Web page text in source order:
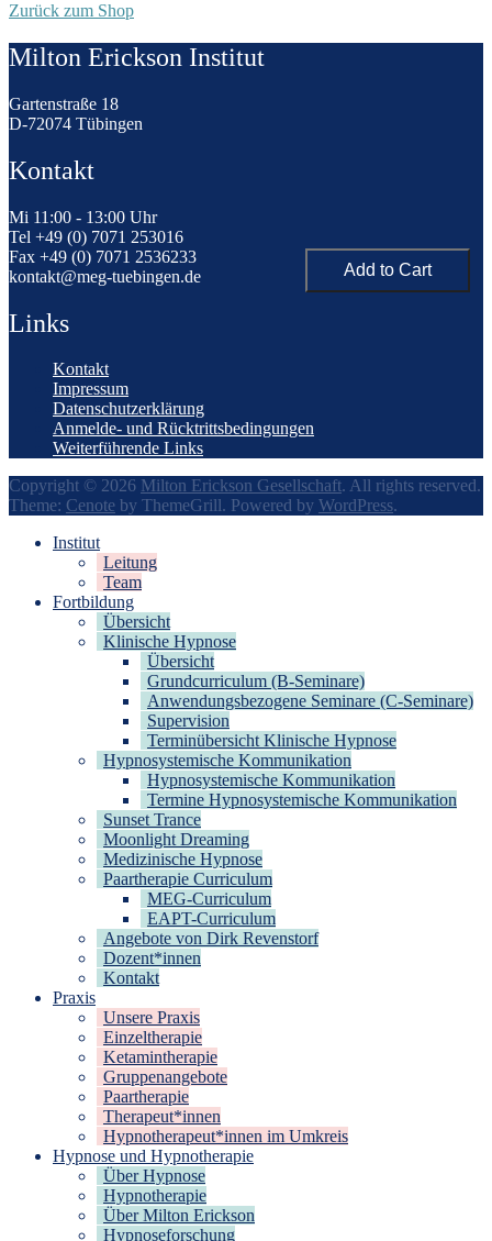
Zurück zum Shop
Milton Erickson Institut
Gartenstraße 18
D-72074 Tübingen
Kontakt
Mi 11:00 - 13:00 Uhr
Tel +49 (0) 7071 253016
Fax +49 (0) 7071 2536233
kontakt@meg-tuebingen.de
Links
Kontakt
Impressum
Datenschutzerklärung
Anmelde- und Rücktrittsbedingungen
Weiterführende Links
Copyright © 2026 Milton Erickson Gesellschaft. All rights reserved.
Theme: Cenote by ThemeGrill. Powered by WordPress.
Institut
Leitung
Team
Fortbildung
Übersicht
Klinische Hypnose
Übersicht
Grundcurriculum (B-Seminare)
Anwendungsbezogene Seminare (C-Seminare)
Supervision
Terminübersicht Klinische Hypnose
Hypnosystemische Kommunikation
Hypnosystemische Kommunikation
Termine Hypnosystemische Kommunikation
Sunset Trance
Moonlight Dreaming
Medizinische Hypnose
Paartherapie Curriculum
MEG-Curriculum
EAPT-Curriculum
Angebote von Dirk Revenstorf
Dozent*innen
Kontakt
Praxis
Unsere Praxis
Einzeltherapie
Ketamintherapie
Gruppenangebote
Paartherapie
Therapeut*innen
Hypnotherapeut*innen im Umkreis
Hypnose und Hypnotherapie
Über Hypnose
Hypnotherapie
Über Milton Erickson
Hypnoseforschung